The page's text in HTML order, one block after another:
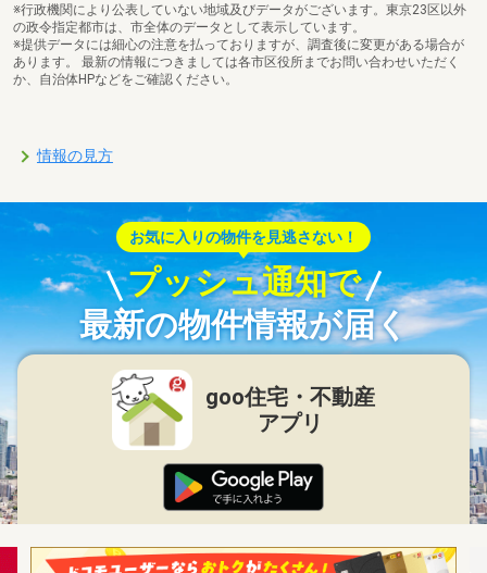
※行政機関により公表していない地域及びデータがございます。東京23区以外
の政令指定都市は、市全体のデータとして表示しています。
※提供データには細心の注意を払っておりますが、調査後に変更がある場合が
あります。 最新の情報につきましては各市区役所までお問い合わせいただく
か、自治体HPなどをご確認ください。
情報の見方
お気に入りの物件を見逃さない！
プッシュ通知で
最新の物件情報が届く
goo住宅・不動産
アプリ